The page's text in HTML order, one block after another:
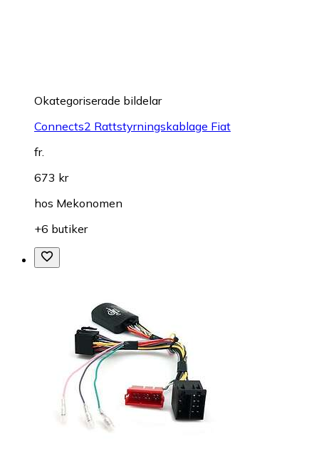
Okategoriserade bildelar
Connects2 Rattstyrningskablage Fiat
fr.
673 kr
hos Mekonomen
+6 butiker